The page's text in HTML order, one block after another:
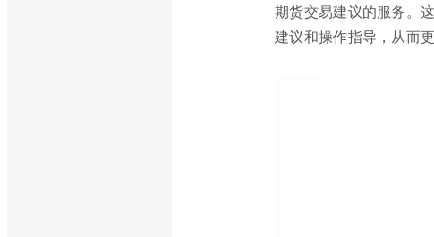
期货交易建议的服务。
建议和操作指导，从而